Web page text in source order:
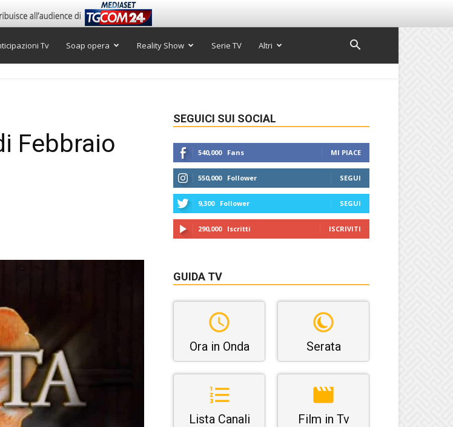
Tv Soap opera Reality Show Serie TV Altri
Febbraio
SEGUICI SUI SOCIAL
540,000 Fans MI PIACE
550,000 Follower SEGUI
9,300 Follower SEGUI
290,000 Iscritti ISCRIVITI
GUIDA TV
Ora in Onda Serata
Lista Canali Film in Tv